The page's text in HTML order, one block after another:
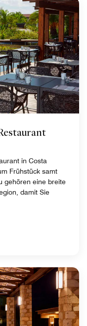
in Costa
Frühstück samt
gehören eine breite
damit Sie